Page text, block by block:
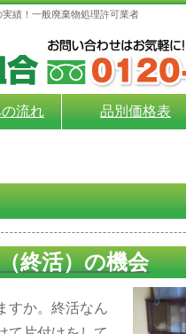
績！一般廃棄物処理許可業者
流れ 品別価格表
終活）の機会
すか。終活なん